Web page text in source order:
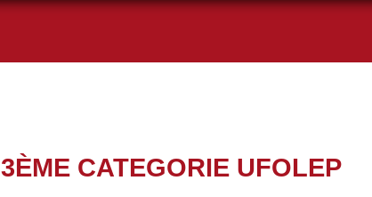
3ÈME CATEGORIE UFOLEP